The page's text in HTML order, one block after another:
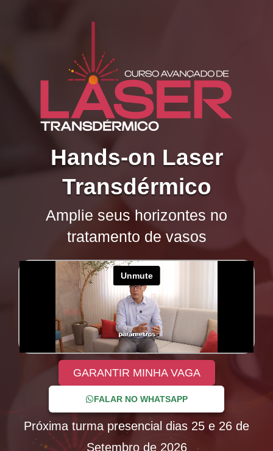
Hands-on Laser
Transdérmico
Amplie seus horizontes no
tratamento de vasos
GARANTIR MINHA VAGA
FALAR NO WHATSAPP
Próxima turma presencial dias 25 e 26 de
Setembro de 2026